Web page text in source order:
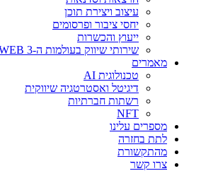
עיצוב ויצירת תוכן
יחסי ציבור ופרסומים
ייעוץ והכשרות
שירותי שיווק בעולמות ה-WEB 3 וה-NFT
מאמרים
טכנולוגית AI
דיגיטל ואסטרטגיה שיווקית
רשתות חברתיות
NFT
מספרים עלינו
לתת בחזרה
מהתקשורת
צרו קשר